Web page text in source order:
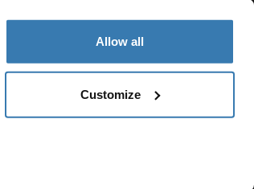
Allow all
Customize
Configuración de cookies Current market/
Costa Rica